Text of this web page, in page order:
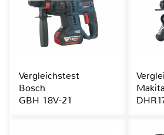
Vergleichstest
Bosch
GBH 18V-21
Makita